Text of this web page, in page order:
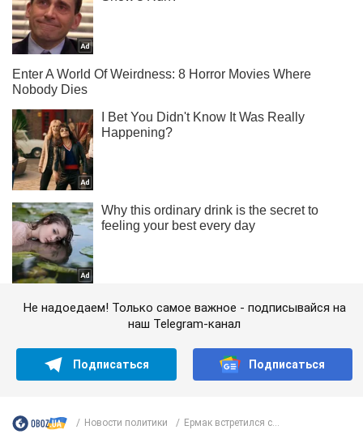
Не надоедаем! Только самое важное - подписывайся на
наш Telegram-канал
Подписаться Подписаться
Новости политики Ермак встретился с...